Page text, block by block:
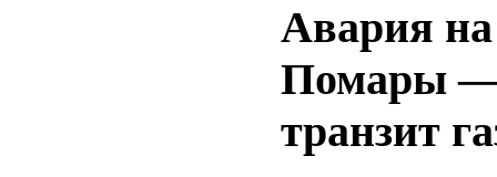
Авария
Помары —
транзит